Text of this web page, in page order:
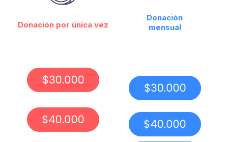
Donación por única vez
Donación
mensual